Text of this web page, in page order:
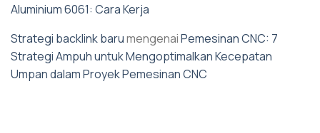
Aluminium 6061: Cara Kerja
Strategi backlink barumengenaiPemesinan CNC: 7
Strategi Ampuh untuk Mengoptimalkan Kecepatan
Umpan dalam Proyek Pemesinan CNC